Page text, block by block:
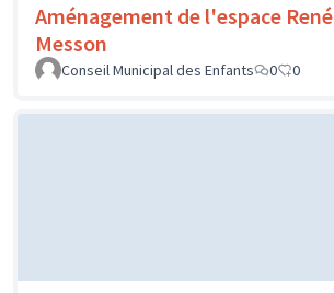
Aménagement de l'espace René
Messon
Conseil Municipal des Enfants
0 0